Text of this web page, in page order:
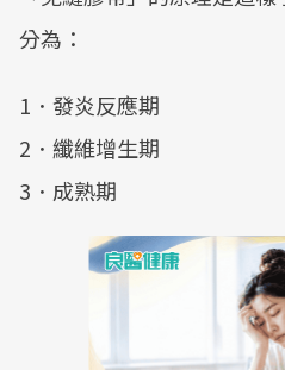
分為：
1．發炎反應期
2．纖維增生期
3．成熟期